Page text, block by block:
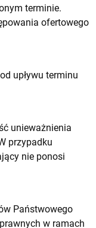
terminie.
ofertowego
upływu terminu
unieważnienia
przypadku
nie ponosi
Państwowego
w ramach